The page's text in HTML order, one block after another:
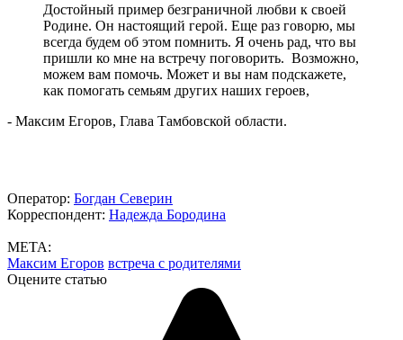
Достойный пример безграничной любви к своей
Родине. Он настоящий герой. Еще раз говорю, мы
всегда будем об этом помнить. Я очень рад, что вы
пришли ко мне на встречу поговорить. Возможно,
можем вам помочь. Может и вы нам подскажете,
как помогать семьям других наших героев,
- Максим Егоров, Глава Тамбовской области.
Оператор: Богдан Северин
Корреспондент: Надежда Бородина
МЕТА:
Максим Егоров встреча с родителями
Оцените статью